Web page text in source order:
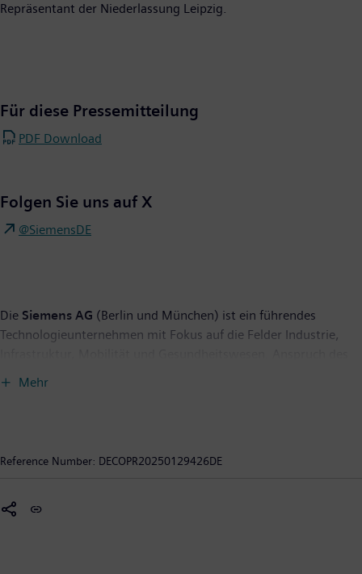
Repräsentant der Niederlassung Leipzig.
Für diese Pressemitteilung
PDF Download
Folgen Sie uns auf X
@SiemensDE
Die Siemens AG (Berlin und München) ist ein führendes
Technologieunternehmen mit Fokus auf die Felder Industrie,
weltweit führenden Anbieter von Medizintechnik, der
Mehr
Reference Number: DECOPR20250129426DE